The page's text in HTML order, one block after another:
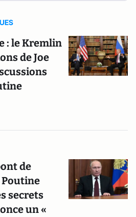
: le Kremlin
de Joe
de
secrets
un «